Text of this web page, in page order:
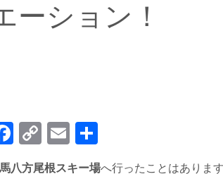
ーション！
F
a
C
o
E
有
八方尾根スキー場へ行ったことはありま